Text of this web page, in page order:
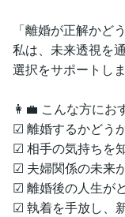
「離婚が正解かど
私は、未来透視を
選択をサポートしま
👩‍💼 こんな方にお
☑ 離婚するかどう
☑ 相手の気持ちを
☑ 夫婦関係の未来
☑ 離婚後の人生が
☑ 執着を手放し、